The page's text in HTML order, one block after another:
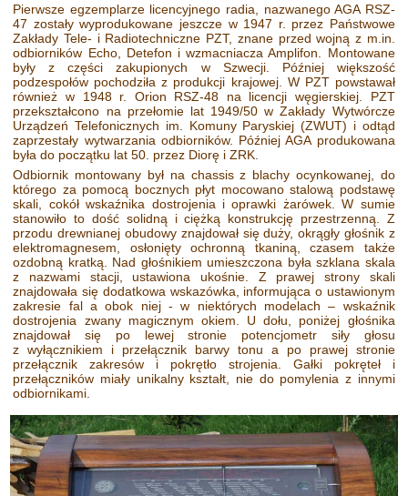
Pierwsze egzemplarze licencyjnego radia, nazwanego AGA RSZ-
47 zostały wyprodukowane jeszcze w 1947 r. przez Państwowe
Zakłady Tele- i Radiotechniczne PZT, znane przed wojną z m.in.
odbiorników Echo, Detefon i wzmacniacza Amplifon. Montowane
były z części zakupionych w Szwecji. Później większość
podzespołów pochodziła z produkcji krajowej. W PZT powstawał
również w 1948 r. Orion RSZ-48 na licencji węgierskiej. PZT
przekształcono na przełomie lat 1949/50 w Zakłady Wytwórcze
Urządzeń Telefonicznych im. Komuny Paryskiej (ZWUT) i odtąd
zaprzestały wytwarzania odbiorników. Później AGA produkowana
była do początku lat 50. przez Diorę i ZRK.
Odbiornik montowany był na chassis z blachy ocynkowanej, do
którego za pomocą bocznych płyt mocowano stalową podstawę
skali, cokół wskaźnika dostrojenia i oprawki żarówek. W sumie
stanowiło to dość solidną i ciężką konstrukcję przestrzenną. Z
przodu drewnianej obudowy znajdował się duży, okrągły głośnik z
elektromagnesem, osłonięty ochronną tkaniną, czasem także
ozdobną kratką. Nad głośnikiem umieszczona była szklana skala
z nazwami stacji, ustawiona ukośnie. Z prawej strony skali
znajdowała się dodatkowa wskazówka, informująca o ustawionym
zakresie fal a obok niej - w niektórych modelach – wskaźnik
dostrojenia zwany magicznym okiem. U dołu, poniżej głośnika
znajdował się po lewej stronie potencjometr siły głosu
z wyłącznikiem i przełącznik barwy tonu a po prawej stronie
przełącznik zakresów i pokrętło strojenia. Gałki pokręteł i
przełączników miały unikalny kształt, nie do pomylenia z innymi
odbiornikami.